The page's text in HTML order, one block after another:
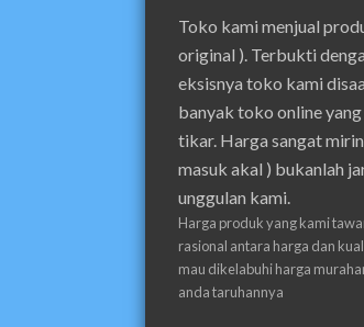
Toko kami menjual
original ). Terbukti
eksisnya toko kami
banyak toko online
tikar. Harga sangat
masuk akal ) bukanlah
unggulan kami.
Harga produk yang kami
rasional antara harga dan
mau dikelabuhi harga
anda taruhannya